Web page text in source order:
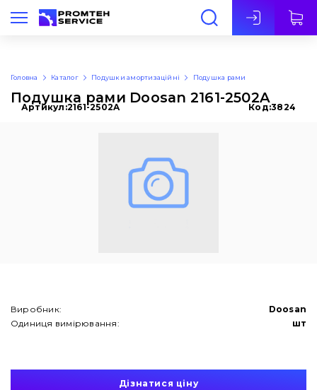
Укр
Головна Каталог Подушки амортизаційні Подушка рами
Подушка рами Doosan 2161-2502A
Артикул:2161-2502A Код:3824
Виробник:
Doosan
Одиниця вимірювання:
шт
Дізнатися ціну